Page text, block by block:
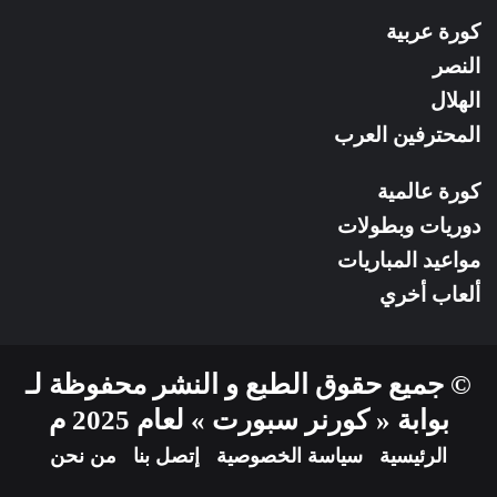
كورة عربية
النصر
الهلال
المحترفين العرب
كورة عالمية
دوريات وبطولات
مواعيد المباريات
ألعاب أخري
© جميع حقوق الطبع و النشر محفوظة لـ
بوابة « كورنر سبورت » لعام 2025 م
الرئيسية سياسة الخصوصية إتصل بنا من نحن